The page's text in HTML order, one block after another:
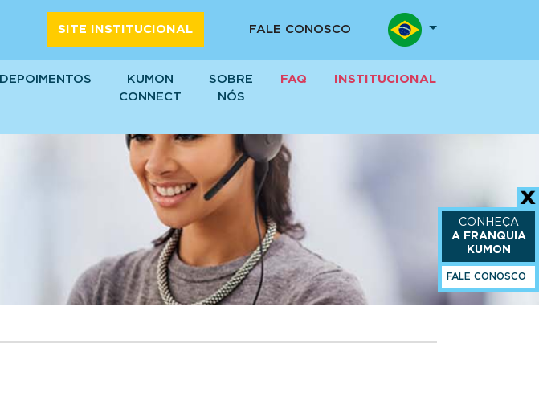
SITE INSTITUCIONAL FALE CONOSCO
DEPOIMENTOS
KUMON
CONNECT
SOBRE
NÓS
FAQ INSTITUCIONAL
CONHEÇA
A FRANQUIA
KUMON
FALE CONOSCO